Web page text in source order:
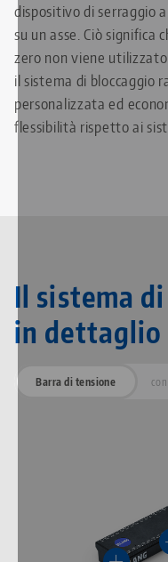
dispositivo di serraggio
su un asse. Ciò significa
zero non viene
il sistema di bloccaggio
personalizzata ed
flessibilità rispetto ai
Il sistema
in dettaglio
Barra di tensione